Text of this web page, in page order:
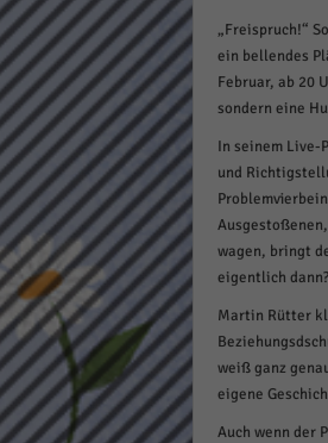
„Freispruch!“
ein bellendes
Februar, ab 20
sondern eine
In seinem Live-
und
wagen, bringt
eigentlich
Martin Rütter
weiß ganz
eigene
Auch wenn der